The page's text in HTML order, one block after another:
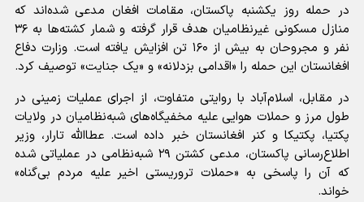
در حمله روز یکشنبه پاکستان، مقامات افغان مدعی شده‌اند که
منازل مسکونی غیرنظامیان هدف قرار گرفته و شمار کشته‌ها به ۳۶
نفر و مجروحان به بیش از ۱۶۰ تن افزایش یافته است. وزارت دفاع
افغانستان این حمله را «اقدامی بزدلانه» و «یک جنایت» توصیف کرد.
در مقابل، اسلام‌آباد با روایتی متفاوت، از اجرای عملیات زمینی در
طول مرز و حملات هوایی علیه مخفیگاه‌های شبه‌نظامیان در ولایات
پکتیا، پکتیکا و کنر افغانستان خبر داده است. عطاالله تارار، وزیر
اطلاع‌رسانی پاکستان، مدعی کشتن ۲۹ شبه‌نظامی در عملیاتی شده
که آن را پاسخی به «حملات تروریستی اخیر علیه مردم بی‌گناه»
خواند.